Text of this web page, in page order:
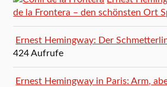
de la Frontera – den schönsten Ort
Ernest Hemingway: Der
424 Aufrufe
Ernest Hemingway in Paris: Arm,